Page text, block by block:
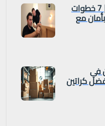
فك غرف في الكويت 2026 | 7 خطوات
مع
في
كراتين